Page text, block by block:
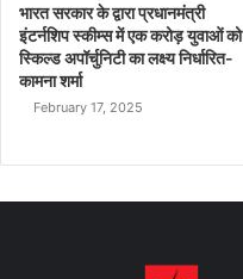
भारत सरकार के द्वारा प्रधानमंत्री
इंटर्नशिप स्कीम्स में एक करोड़ युवाओं को
स्किल्ड अपॉर्चुनिटी का लक्ष्य निर्धारित-
कामना शर्मा
February 17, 2025